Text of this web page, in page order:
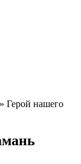
» Герой нашего